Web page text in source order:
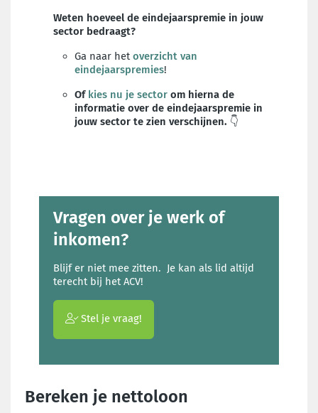
Weten hoeveel de eindejaarspremie in jouw
sector bedraagt?
Ga naar het overzicht van
eindejaarspremies!
Of kies nu je sector om hierna de
informatie over de eindejaarspremie in
jouw sector te zien verschijnen. 👇
Vragen over je werk of
inkomen?
Blijf er niet mee zitten. Je kan als lid altijd
terecht bij het ACV!
Stel je vraag!
Bereken je nettoloon